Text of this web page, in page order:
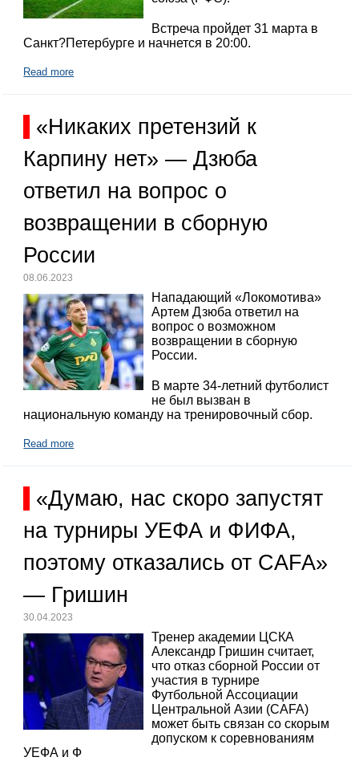
Встреча пройдет 31 марта в
Санкт?Петербурге и начнется в 20:00.
Read more
«Никаких претензий к
Карпину нет» — Дзюба
ответил на вопрос о
возвращении в сборную
России
08.06.2023
Нападающий «Локомотива»
Артем Дзюба ответил на
вопрос о возможном
возвращении в сборную
России.
В марте 34-летний футболист
не был вызван в
национальную команду на тренировочный сбор.
Read more
«Думаю, нас скоро запустят
на турниры УЕФА и ФИФА,
поэтому отказались от CAFA»
— Гришин
30.04.2023
Тренер академии ЦСКА
Александр Гришин считает,
что отказ сборной России от
участия в турнире
Футбольной Ассоциации
Центральной Азии (CAFA)
может быть связан со скорым
допуском к соревнованиям
УЕФА и Ф